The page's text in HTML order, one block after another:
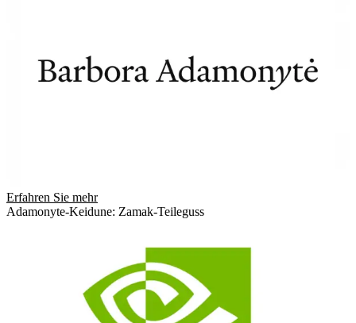
Erfahren Sie mehr
Adamonyte-Keidune: Zamak-Teileguss